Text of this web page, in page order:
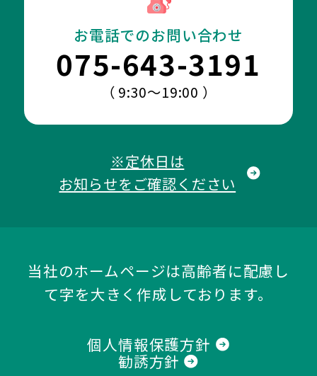
お電話でのお問い合わせ
075-643-3191
（ 9:30～19:00 ）
※定休日は
お知らせをご確認ください
当社のホームページは高齢者に配慮し
て字を大きく作成しております。
個人情報保護方針
勧誘方針